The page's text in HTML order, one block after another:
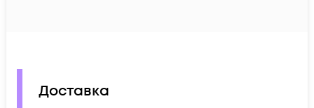
Доставка